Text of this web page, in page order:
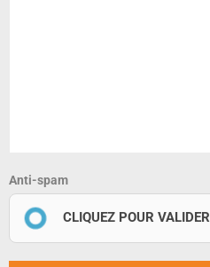
Anti-spam
CLIQUEZ POUR VALIDER